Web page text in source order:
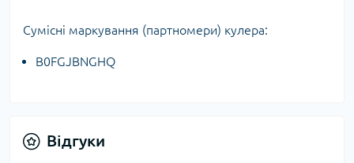
Сумісні маркування (партномери) кулера:
B0FGJBNGHQ
Відгуки